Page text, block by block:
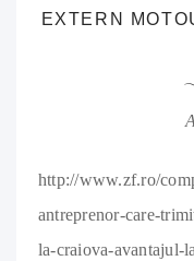
EXTERN
http://www.zf.ro/
antreprenor-care-
la-craiova-avantajul-